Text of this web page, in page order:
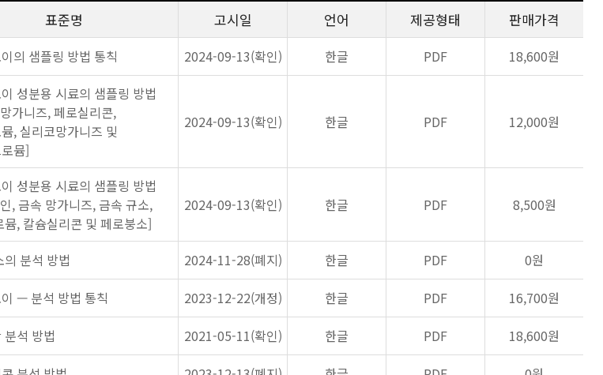
표준명 고시일 언어 제공형태 판매가격
의 샘플링 방법 통칙 2024-09-13(확인) 한글 PDF 18,600원
성분용 시료의 샘플링 방법
가니즈, 페로실리콘,
, 실리코망가니즈 및
뮴]
2024-09-13(확인) 한글 PDF 12,000원
성분용 시료의 샘플링 방법
, 금속 망가니즈, 금속 규소,
뮴, 칼슘실리콘 및 페로붕소]
2024-09-13(확인) 한글 PDF 8,500원
의 분석 방법 2024-11-28(폐지) 한글 PDF
0원
— 분석 방법 통칙 2023-12-22(개정) 한글 PDF
16,700원
석 방법 2021-05-11(확인) 한글 PDF
18,600원